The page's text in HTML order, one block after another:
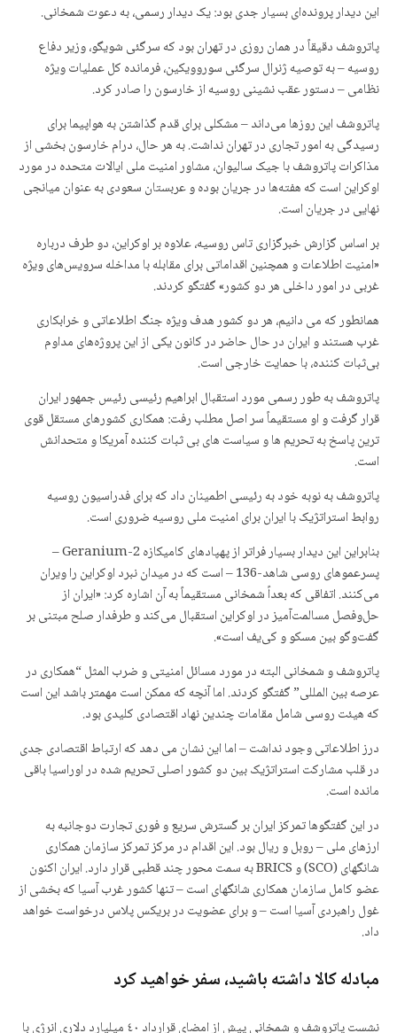
این دیدار پروندەای بسیار جدی بود: یک دیدار رسمی، به دعوت شمخانی.
پاتروشف دقیقاً در همان روزی در تهران بود که سرگئی شویگو، وزیر دفاع
روسیه – به توصیه ژنرال سرگئی سوروویکین، فرمانده کل عملیات ویژه
نظامی – دستور عقب نشینی روسیه از خارسون را صادر کرد.
پاتروشف این روزها می‌داند – مشکلی برای قدم گذاشتن به هواپیما برای
رسیدگی به امور تجاری در تهران نداشت. به هر حال، درام خارسون بخشی از
مذاکرات پاتروشف با جیک سالیوان، مشاور امنیت ملی ایالات متحده در مورد
اوکراین است که هفته‌ها در جریان بوده و عربستان سعودی به عنوان میانجی
نهایی در جریان است.
بر اساس گزارش خبرگزاری تاس روسیه، علاوه بر اوکراین، دو طرف درباره
«امنیت اطلاعات و همچنین اقداماتی برای مقابله با مداخله سرویس‌های ویژه
غربی در امور داخلی هر دو کشور» گفتگو کردند.
همانطور که می دانیم، هر دو کشور هدف ویژه جنگ اطلاعاتی و خرابکاری
غرب هستند و ایران در حال حاضر در کانون یکی از این پروژه‌های مداوم
بی‌ثبات کننده، با حمایت خارجی است.
پاتروشف به طور رسمی مورد استقبال ابراهیم رئیسی رئیس جمهور ایران
قرار گرفت و او مستقیماً سر اصل مطلب رفت: همکاری کشورهای مستقل قوی
ترین پاسخ به تحریم ها و سیاست های بی ثبات کننده آمریکا و متحدانش
است.
پاتروشف به نوبه خود به رئیسی اطمینان داد که برای فدراسیون روسیه
روابط استراتژیک با ایران برای امنیت ملی روسیه ضروری است.
بنابراین این دیدار بسیار فراتر از پهپادهای کامیکازه Geranium-2 –
پسرعموهای روسی شاهد-136 – است که در میدان نبرد اوکراین را ویران
می‌کنند. اتفاقی که بعداً شمخانی مستقیماً به آن اشاره کرد: «ایران از
حل‌وفصل مسالمت‌آمیز در اوکراین استقبال می‌کند و طرفدار صلح مبتنی بر
گفت‌وگو بین مسکو و کی‌یف است».
پاتروشف و شمخانی البته در مورد مسائل امنیتی و ضرب المثل “همکاری در
عرصه بین المللی” گفتگو کردند. اما آنچه که ممکن است مهمتر باشد این است
که هیئت روسی شامل مقامات چندین نهاد اقتصادی کلیدی بود.
درز اطلاعاتی وجود نداشت – اما این نشان می دهد که ارتباط اقتصادی جدی
در قلب مشارکت استراتژیک بین دو کشور اصلی تحریم شده در اوراسیا باقی
مانده است.
در این گفتگوها تمرکز ایران بر گسترش سریع و فوری تجارت دوجانبه به
ارزهای ملی – روبل و ریال بود. این اقدام در مرکز تمرکز سازمان همکاری
شانگهای (SCO) و BRICS به سمت محور چند قطبی قرار دارد. ایران اکنون
عضو کامل سازمان همکاری شانگهای است – تنها کشور غرب آسیا که بخشی از
غول راهبردی آسیا است – و برای عضویت در بریکس پلاس درخواست خواهد
داد.
مبادله کالا داشته باشید، سفر خواهید کرد
نشست پاتروشف و شمخانی پیش از امضای قرارداد ٤۰ میلیارد دلاری انرژی با